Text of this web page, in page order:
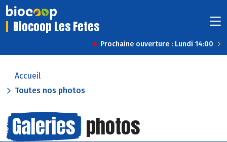
Biocoop Les Fetes
Prochaine ouverture : Lundi 14:00
Accueil
Toutes nos photos
Galeries photos